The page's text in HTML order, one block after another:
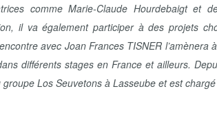
comme Marie-Claude Hourdebaigt et
il va également participer à des projets
avec Joan Frances TISNER l’amènera
différents stages en France et ailleurs.
Los Seuvetons à Lasseube et est